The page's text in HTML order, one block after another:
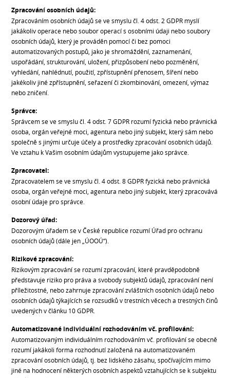
Zpracování osobních údajů:
Zpracováním osobních údajů se ve smyslu čl. 4 odst. 2 GDPR myslí
jakákoliv operace nebo soubor operací s osobními údaji nebo soubory
osobních údajů, který je prováděn pomocí či bez pomoci
automatizovaných postupů, jako je shromáždění, zaznamenání,
uspořádání, strukturování, uložení, přizpůsobení nebo pozměnění,
vyhledání, nahlédnutí, použití, zpřístupnění přenosem, šíření nebo
jakékoliv jiné zpřístupnění, seřazení či zkombinování, omezení, výmaz
nebo zničení.
Správce:
Správcem se ve smyslu čl. 4 odst. 7 GDPR rozumí fyzická nebo právnická
osoba, orgán veřejné moci, agentura nebo jiný subjekt, který sám nebo
společně s jinými určuje účely a prostředky zpracování osobních údajů.
Ve vztahu k Vašim osobním údajům vystupujeme jako správce.
Zpracovatel:
Zpracovatelem se ve smyslu čl. 4 odst. 8 GDPR fyzická nebo právnická
osoba, orgán veřejné moci, agentura nebo jiný subjekt, který zpracovává
osobní údaje pro správce.
Dozorový úřad:
Dozorovým úřadem se v České republice rozumí Úřad pro ochranu
osobních údajů (dále jen „ÚOOÚ“).
Rizikové zpracování:
Rizikovým zpracování se rozumí zpracování, které pravděpodobně
představuje riziko pro práva a svobody subjektů údajů, zpracování není
příležitostné, nebo zahrnuje zpracování zvláštních osobních údajů nebo
osobních údajů týkajících se rozsudků v trestních věcech a trestných činů
uvedených v článku 10 GDPR.
Automatizované individuální rozhodováním vč. profilování:
Automatizovaným individuálním rozhodováním vč. profilování se obecně
rozumí jakákoli forma rozhodnutí založená na automatizovaném
zpracování osobních údajů, tj. bez lidského zásahu, spočívajícím mimo
jiné na hodnocení některých osobních aspektů vztahujících se k subjektu